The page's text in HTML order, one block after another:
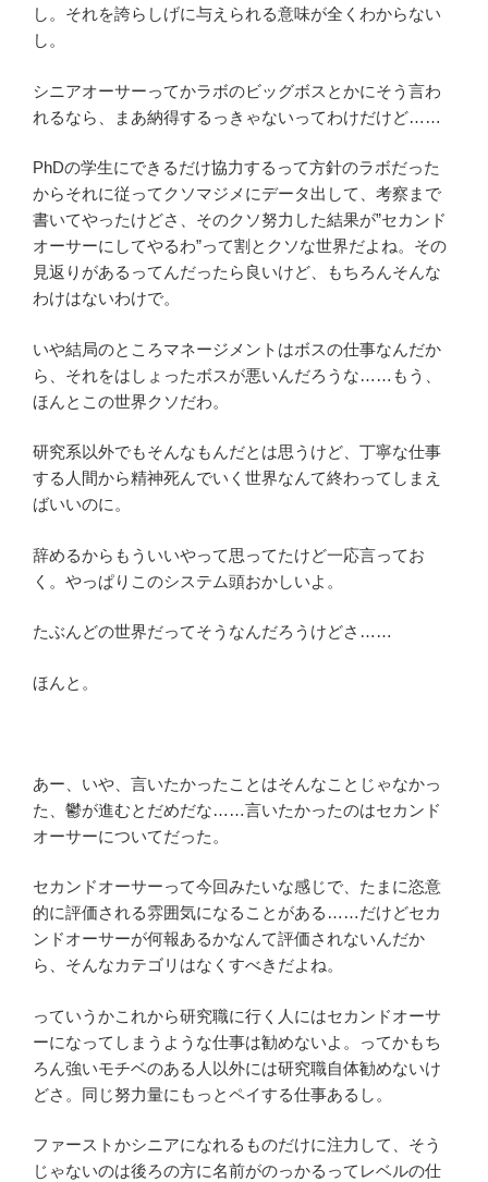
し。それを誇らしげに与えられる意味が全くわからない
し。
シニアオーサーってかラボのビッグボスとかにそう言わ
れるなら、まあ納得するっきゃないってわけだけど……
PhDの学生にできるだけ協力するって方針のラボだった
からそれに従ってクソマジメにデータ出して、考察まで
書いてやったけどさ、そのクソ努力した結果が”セカンド
オーサーにしてやるわ”って割とクソな世界だよね。その
見返りがあるってんだったら良いけど、もちろんそんな
わけはないわけで。
いや結局のところマネージメントはボスの仕事なんだか
ら、それをはしょったボスが悪いんだろうな……もう、
ほんとこの世界クソだわ。
研究系以外でもそんなもんだとは思うけど、丁寧な仕事
する人間から精神死んでいく世界なんて終わってしまえ
ばいいのに。
辞めるからもういいやって思ってたけど一応言ってお
く。やっぱりこのシステム頭おかしいよ。
たぶんどの世界だってそうなんだろうけどさ……
ほんと。
あー、いや、言いたかったことはそんなことじゃなかっ
た、鬱が進むとだめだな……言いたかったのはセカンド
オーサーについてだった。
セカンドオーサーって今回みたいな感じで、たまに恣意
的に評価される雰囲気になることがある……だけどセカ
ンドオーサーが何報あるかなんて評価されないんだか
ら、そんなカテゴリはなくすべきだよね。
っていうかこれから研究職に行く人にはセカンドオーサ
ーになってしまうような仕事は勧めないよ。ってかもち
ろん強いモチベのある人以外には研究職自体勧めないけ
どさ。同じ努力量にもっとペイする仕事あるし。
ファーストかシニアになれるものだけに注力して、そう
じゃないのは後ろの方に名前がのっかるってレベルの仕